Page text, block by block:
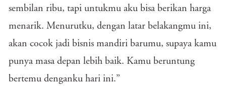
sembilan ribu, tapi untukmu aku bisa berikan harga
menarik. Menurutku, dengan latar belakangmu ini,
akan cocok jadi bisnis mandiri barumu, supaya kamu
punya masa depan lebih baik. Kamu beruntung
bertemu denganku hari ini.”